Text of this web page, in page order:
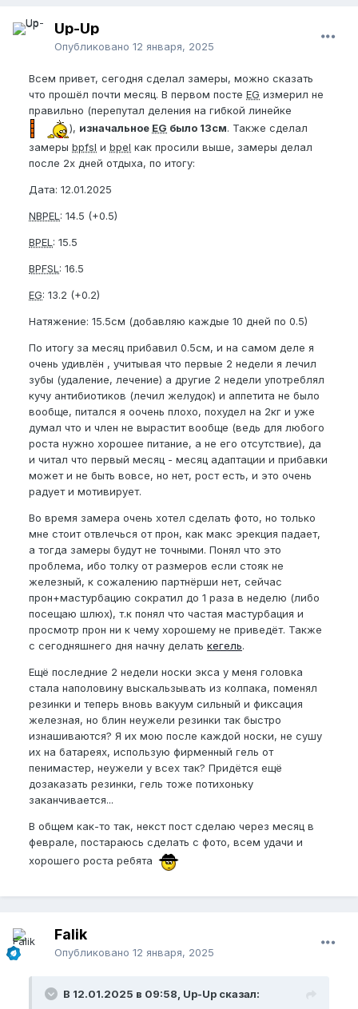
Up-Up
Опубликовано 12 января, 2025
Всем привет, сегодня сделал замеры, можно сказать
что прошёл почти месяц. В первом посте EG измерил не
правильно (перепутал деления на гибкой линейке
), изначальное EG было 13см. Также сделал
замеры bpfsl и bpel как просили выше, замеры делал
после 2х дней отдыха, по итогу:
Дата: 12.01.2025
NBPEL : 14.5 (+0.5)
BPEL : 15.5
BPFSL : 16.5
EG: 13.2 (+0.2)
Натяжение: 15.5см (добавляю каждые 10 дней по 0.5)
По итогу за месяц прибавил 0.5см, и на самом деле я
очень удивлён , учитывая что первые 2 недели я лечил
зубы (удаление, лечение) а другие 2 недели употреблял
кучу антибиотиков (лечил желудок) и аппетита не было
вообще, питался я оочень плохо, похудел на 2кг и уже
думал что и член не вырастит вообще (ведь для любого
роста нужно хорошее питание, а не его отсутствие), да
и читал что первый месяц - месяц адаптации и прибавки
может и не быть вовсе, но нет, рост есть, и это очень
радует и мотивирует.
Во время замера очень хотел сделать фото, но только
мне стоит отвлечься от прон, как макс эрекция падает,
а тогда замеры будут не точными. Понял что это
проблема, ибо толку от размеров если стояк не
железный, к сожалению партнёрши нет, сейчас
прон+мастурбацию сократил до 1 раза в неделю (либо
посещаю шлюх), т.к понял что частая мастурбация и
просмотр прон ни к чему хорошему не приведёт. Также
с сегодняшнего дня начну делать кегель.
Ещё последние 2 недели носки экса у меня головка
стала наполовину выскальзывать из колпака, поменял
резинки и теперь вновь вакуум сильный и фиксация
железная, но блин неужели резинки так быстро
изнашиваются? Я их мою после каждой носки, не сушу
их на батареях, использую фирменный гель от
пенимастер, неужели у всех так? Придётся ещё
дозаказать резинки, гель тоже потихоньку
заканчивается...
В общем как-то так, некст пост сделаю через месяц в
феврале, постараюсь сделать с фото, всем удачи и
хорошего роста ребята
Falik
Опубликовано 12 января, 2025
В 12.01.2025 в 09:58, Up-Up сказал: